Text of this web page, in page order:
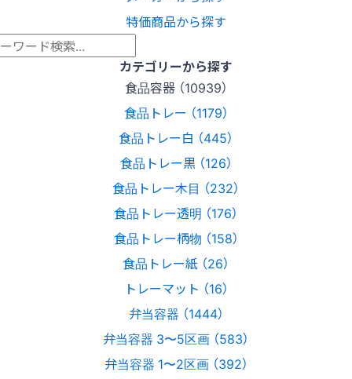
特価商品から探す
カテゴリーから探す
食品容器 （10939）
食品トレー （1179）
食品トレー白 （445）
食品トレー黒 （126）
食品トレー木目 （232）
食品トレー透明 （176）
食品トレー柄物 （158）
食品トレー紙 （26）
トレーマット （16）
弁当容器 （1444）
弁当容器 3〜5区画 （583）
弁当容器 1〜2区画 （392）